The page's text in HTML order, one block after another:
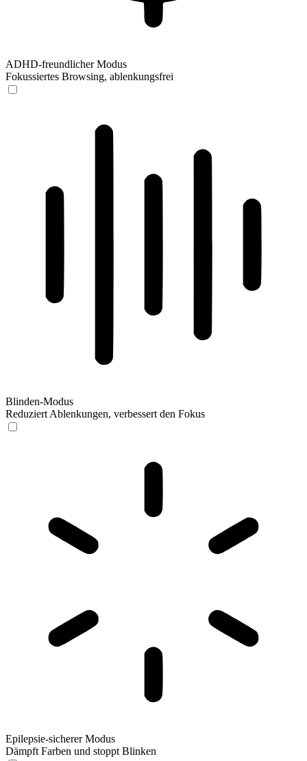
ADHD-freundlicher Modus
Fokussiertes Browsing, ablenkungsfrei
Blinden-Modus
Reduziert Ablenkungen, verbessert den Fokus
Epilepsie-sicherer Modus
Dämpft Farben und stoppt Blinken